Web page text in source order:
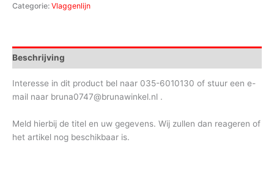
Categorie: Vlaggenlijn
Beschrijving
Interesse in dit product bel naar 035-6010130 of stuur een e-
mail naar bruna0747@brunawinkel.nl .
Meld hierbij de titel en uw gegevens. Wij zullen dan reageren of
het artikel nog beschikbaar is.